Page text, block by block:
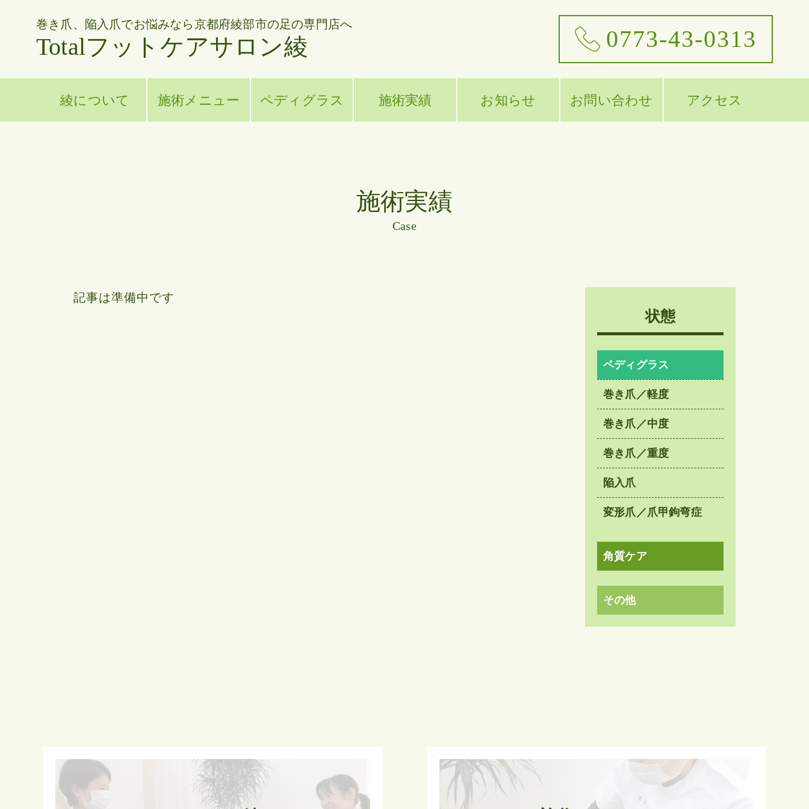
巻き爪、陥入爪でお悩みなら京都府綾部市の足の専門店へ
Totalフットケアサロン綾 0773-43-0313
綾について 施術メニュー ペディグラス 施術実績 お知らせ お問い合わせ アクセス
施術実績
Case
記事は準備中です
状態
ペディグラス
巻き爪／軽度
巻き爪／中度
巻き爪／重度
陥入爪
変形爪／爪甲鉤弯症
角質ケア
その他